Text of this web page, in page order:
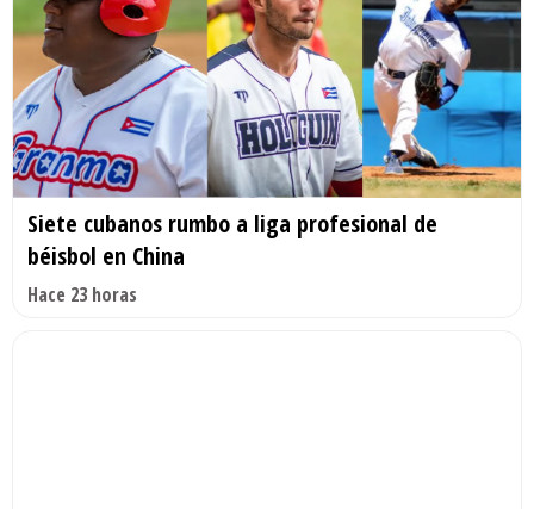
Siete cubanos rumbo a liga profesional de
béisbol en China
Hace 23 horas